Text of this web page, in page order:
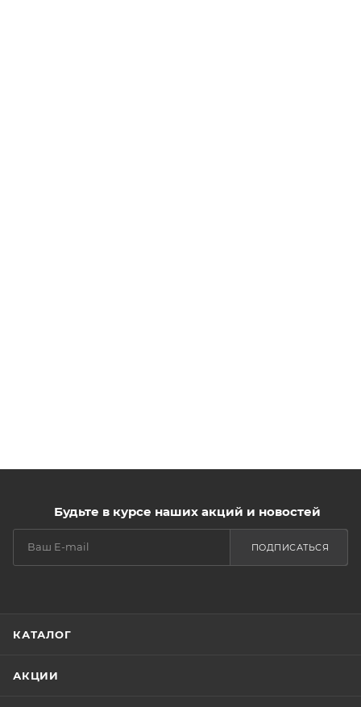
Будьте в курсе наших акций и новостей
ПОДПИСАТЬСЯ
КАТАЛОГ
АКЦИИ